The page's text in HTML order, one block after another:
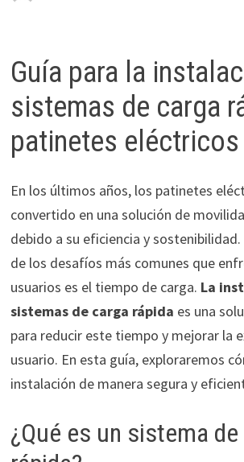
Guía para la
sistemas de carga
patinetes eléctricos
En los últimos años, los patinetes
convertido en una solución de
debido a su eficiencia y
de los desafíos más comunes que
usuarios es el tiempo de carga. La
sistemas de carga rápida es una
para reducir este tiempo y mejorar la
usuario. En esta guía, exploraremos
instalación de manera segura y
¿Qué es un sistema